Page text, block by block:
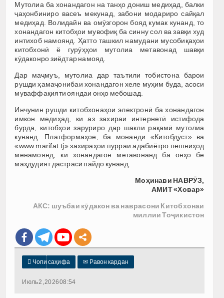
Мутолиа ба хонандагон на танҳо дониш медиҳад, балки
ҷаҳонбиниро васеъ мекунад, забони модариро сайқал
медиҳад. Волидайн ва омӯзгорон бояд кумак кунанд, то
хонандагон китобҳои мувофиқ ба синну сол ва завқи худ
интихоб намоянд. Ҳатто ташкил намудани мусобиқаҳои
китобхонӣ ё гурӯҳҳои мутолиа метавонад шавқи
кӯдаконро зиёдтар намояд.
Дар маҷмуъ, мутолиа дар таътили тобистона барои
рушди ҳамаҷонибаи хонандагон хеле муҳим буда, асоси
муваффақияти ояндаи онҳо мебошад.
Инчунин рушди китобхонаҳои электронӣ ба хонандагон
имкон медиҳад, ки аз захираи интернетӣ истифода
бурда, китобҳои заруриро дар шакли рақамӣ мутолиа
кунанд. Платформаҳое, ба монанди «Китобдӯст» ва
«www.marifat.tj» захираҳои пурраи адабиётро пешниҳод
менамоянд, ки хонандагон метавонанд ба онҳо бе
маҳдудият дастрасӣ пайдо кунанд.
Моҳинави НАВРӮЗ,
АМИТ «Ховар»
АКС: шуъбаи кӯдакон ва наврасони Китобхонаи
миллии Тоҷикистон
 Чопи саҳифа ✉ Равон кардан
Июль 2, 2026 08:54